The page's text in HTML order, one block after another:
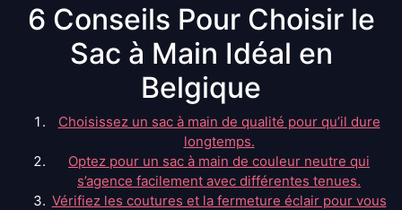
6 Conseils Pour Choisir le
Sac à Main Idéal en
Belgique
Choisissez un sac à main de qualité pour qu’il dure
longtemps.
Optez pour un sac à main de couleur neutre qui
s’agence facilement avec différentes tenues.
Vérifiez les coutures et la fermeture éclair pour vous